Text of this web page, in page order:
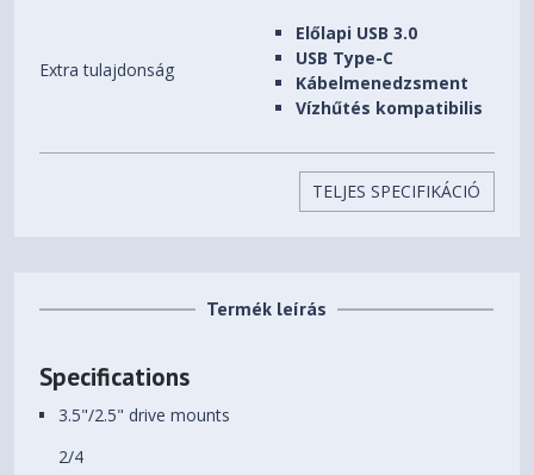
Extra tulajdonság
Előlapi USB 3.0
USB Type-C
Kábelmenedzsment
Vízhűtés kompatibilis
Szín Fehér
2 db
száma
Beépített ventilátorok
Beépíthető
TELJES SPECIFIKÁCIÓ
Termék leírás
Specifications
3.5"/2.5" drive mounts
2/4